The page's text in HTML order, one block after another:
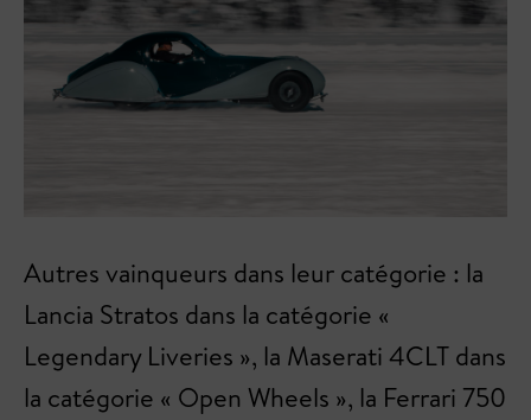
Autres vainqueurs dans leur catégorie : la
Lancia Stratos dans la catégorie «
Legendary Liveries », la Maserati 4CLT dans
la catégorie « Open Wheels », la Ferrari 750